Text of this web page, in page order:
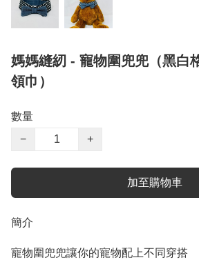
媽媽縫紉 - 寵物圍兜兜（黑白
領巾）
數量
−
+
加至購物車
簡介
寵物圍兜兜讓你的寵物配上不同穿搭